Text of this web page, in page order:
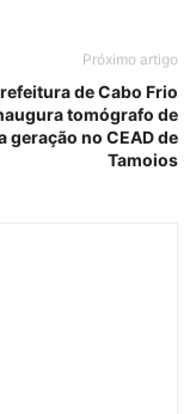
Próximo artigo
de Cabo Frio
tomógrafo de
geração no CEAD de
Tamoios